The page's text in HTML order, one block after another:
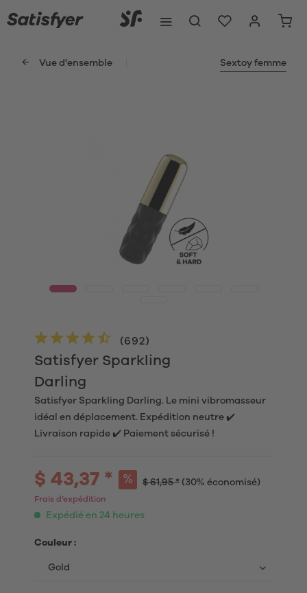
Vue d'ensemble Sextoy femme
Satisfyer Sparkling
Darling
(692)
Satisfyer Sparkling Darling. Le mini vibromasseur
idéal en déplacement. Expédition neutre ✔️
Livraison rapide ✔️ Paiement sécurisé !
$ 43,37 * $ 61,95 * (30% économisé)
Frais d’expédition
Expédié en 24 heures
Couleur :